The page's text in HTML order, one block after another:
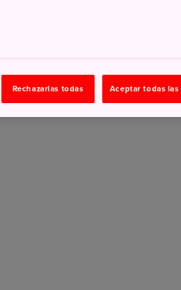
Rechazarlas todas Aceptar todas las